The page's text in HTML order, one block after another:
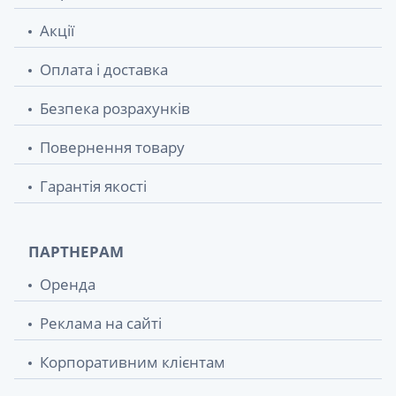
green №10
Прокладки гiгiєнiчнi bella perfecta ultra
blue №10
58.60 грн.
Прокладки гiгiєнiчнi bella perfecta rose deo
fresh softiplait №10
Прокладки гiгiєнiчнi bella perfecta violet
deo fresh №10
58.60 грн.
80+30%
Прокл bella classic nova maxi №10
Подушечки з вати bella cotton круглi №100
Акції
Оплата і доставка
Безпека розрахунків
Повернення товару
Гарантія якості
ПАРТНЕРАМ
Оренда
Реклама на сайті
Корпоративним клієнтам